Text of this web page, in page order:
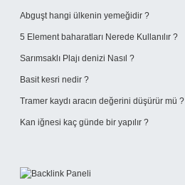
Abguşt hangi ülkenin yemeğidir ?
5 Element baharatları Nerede Kullanılır ?
Sarımsaklı Plajı denizi Nasıl ?
Basit kesri nedir ?
Tramer kaydı aracın değerini düşürür mü ?
Kan iğnesi kaç günde bir yapılır ?